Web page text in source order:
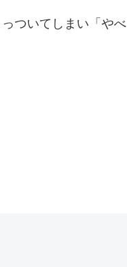
ついてしまい「やべ